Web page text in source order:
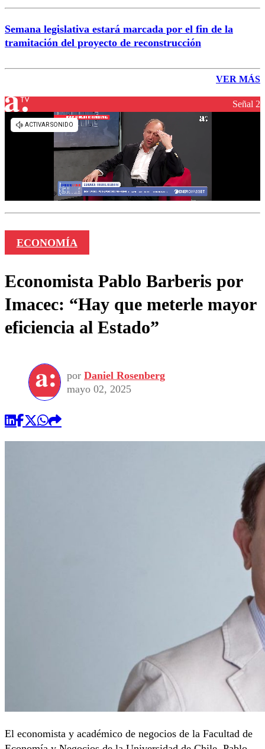
Semana legislativa estará marcada por el fin de la
tramitación del proyecto de reconstrucción
VER MÁS
Señal 2
ECONOMÍA
Economista Pablo Barberis por
Imacec: “Hay que meterle mayor
eficiencia al Estado”
por Daniel Rosenberg
mayo 02, 2025
El economista y académico de negocios de la Facultad de